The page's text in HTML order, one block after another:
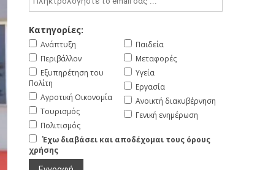
Κατηγορίες:
Ανάπτυξη
Περιβάλλον
Εξυπηρέτηση του
Πολίτη
Αγροτική Οικονομία
Τουρισμός
Πολιτισμός
Παιδεία
Μεταφορές
Υγεία
Εργασία
Ανοικτή διακυβέρνηση
Γενική ενημέρωση
Έχω διαβάσει και αποδέχομαι τους όρους
χρήσης